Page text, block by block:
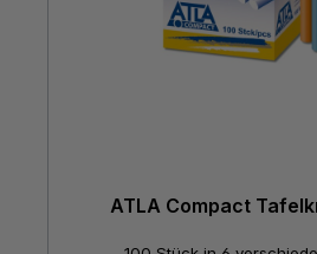
ATLA Compact